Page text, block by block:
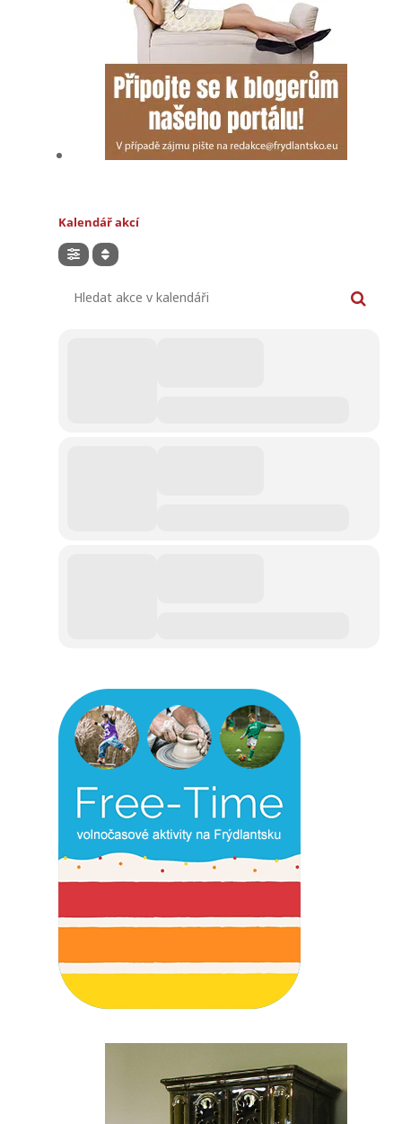
Kalendář akcí